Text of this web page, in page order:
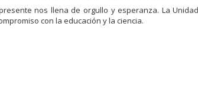
nos llena de orgullo y esperanza. La
con la educación y la ciencia.